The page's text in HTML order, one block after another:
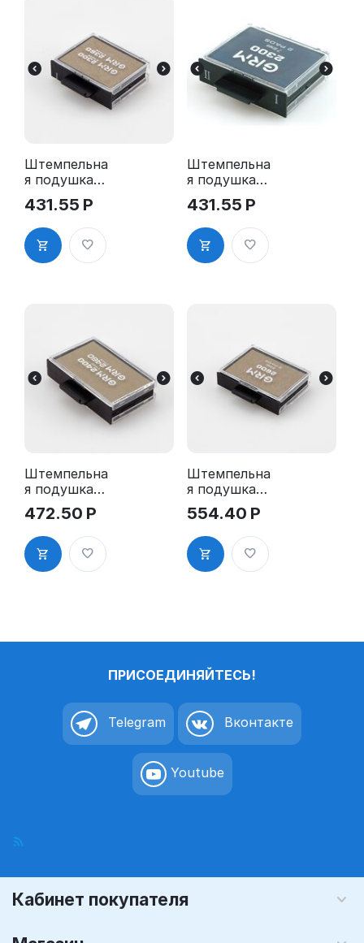
Штемпельна
я подушка
для GRM
2300 2Pads,
2360 2Pads
431.55 Р
Штемпельна
я подушка
для GRM
2300 2Pads,
2360 2Pads,
синяя
431.55 Р
Штемпельна
я подушка
для GRM
2400 2Pads,
2460 2Pads
472.50 Р
Штемпельна
я подушка
для GRM
2600 2Pads,
2660 2Pads,
5206 2Pads,
5460 2Pads
554.40 Р
ПРИСОЕДИНЯЙТЕСЬ!
Telegram Вконтакте
Youtube
Кабинет покупателя